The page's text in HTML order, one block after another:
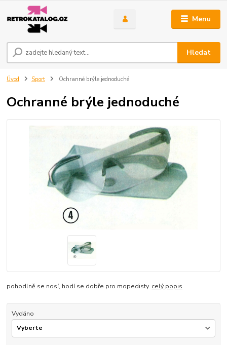
Menu
Hledat
Úvod Sport Ochranné brýle jednoduché
Ochranné brýle jednoduché
pohodlně se nosí, hodí se dobře pro mopedisty. celý popis
Vydáno